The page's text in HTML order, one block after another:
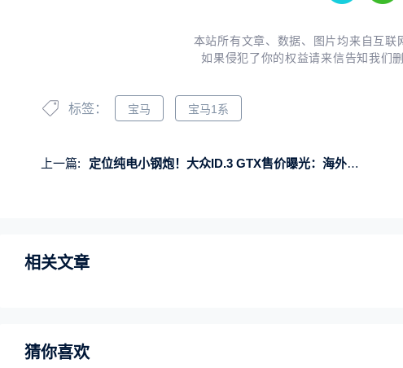
本站所有文章、数据、图片均来自互联
如果侵犯了你的权益请来信告知我们删
标签： 宝马 宝马1系
上一篇: 定位纯电小钢炮！大众ID.3 GTX售价曝光：海外售价40万元
相关文章
猜你喜欢